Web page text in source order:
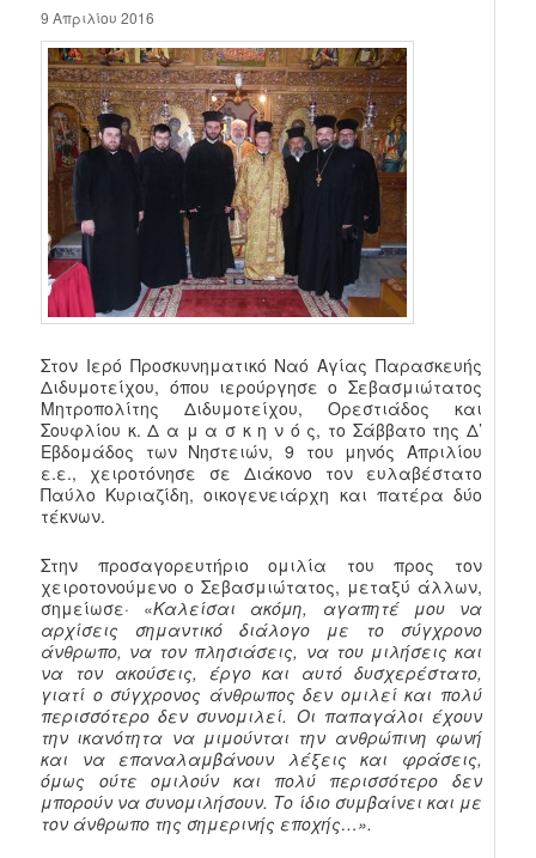
9 Απριλίου 2016
Στον Ιερό Προσκυνηματικό Ναό Αγίας Παρασκευής
Διδυμοτείχου, όπου ιερούργησε ο Σεβασμιώτατος
Μητροπολίτης Διδυμοτείχου, Ορεστιάδος και
Σουφλίου κ. Δ α μ α σ κ η ν ό ς, το Σάββατο της Δ’
Εβδομάδος των Νηστειών, 9 του μηνός Απριλίου
ε.ε., χειροτόνησε σε Διάκονο τον ευλαβέστατο
Παύλο Κυριαζίδη, οικογενειάρχη και πατέρα δύο
τέκνων.
Στην προσαγορευτήριο ομιλία του προς τον
χειροτονούμενο ο Σεβασμιώτατος, μεταξύ άλλων,
σημείωσε· «Καλείσαι ακόμη, αγαπητέ μου να
αρχίσεις σημαντικό διάλογο με το σύγχρονο
άνθρωπο, να τον πλησιάσεις, να του μιλήσεις και
να τον ακούσεις, έργο και αυτό δυσχερέστατο,
γιατί ο σύγχρονος άνθρωπος δεν ομιλεί και πολύ
περισσότερο δεν συνομιλεί. Οι παπαγάλοι έχουν
την ικανότητα να μιμούνται την ανθρώπινη φωνή
και να επαναλαμβάνουν λέξεις και φράσεις,
όμως ούτε ομιλούν και πολύ περισσότερο δεν
μπορούν να συνομιλήσουν. Το ίδιο συμβαίνει και με
τον άνθρωπο της σημερινής εποχής…».